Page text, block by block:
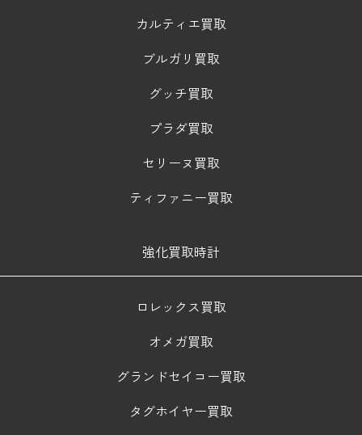
カルティエ買取
ブルガリ買取
グッチ買取
プラダ買取
セリーヌ買取
ティファニー買取
強化買取時計
ロレックス買取
オメガ買取
グランドセイコー買取
タグホイヤー買取